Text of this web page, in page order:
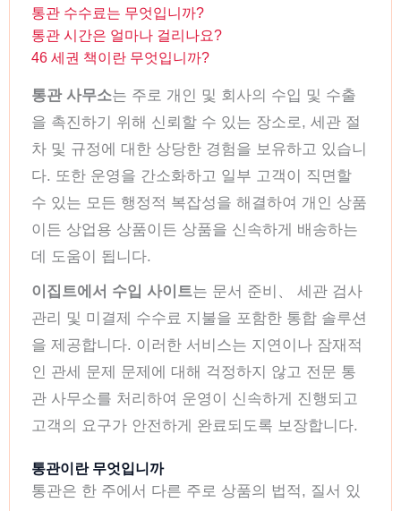
통관 수수료는 무엇입니까?
통관 시간은 얼마나 걸리나요?
46 세권 책이란 무엇입니까?
통관 사무소는 주로 개인 및 회사의 수입 및 수출
을 촉진하기 위해 신뢰할 수 있는 장소로, 세관 절
차 및 규정에 대한 상당한 경험을 보유하고 있습니
다. 또한 운영을 간소화하고 일부 고객이 직면할
수 있는 모든 행정적 복잡성을 해결하여 개인 상품
이든 상업용 상품이든 상품을 신속하게 배송하는
데 도움이 됩니다.
이집트에서 수입 사이트는 문서 준비、 세관 검사
관리 및 미결제 수수료 지불을 포함한 통합 솔루션
을 제공합니다. 이러한 서비스는 지연이나 잠재적
인 관세 문제 문제에 대해 걱정하지 않고 전문 통
관 사무소를 처리하여 운영이 신속하게 진행되고
고객의 요구가 안전하게 완료되도록 보장합니다.
통관이란 무엇입니까
통관은 한 주에서 다른 주로 상품의 법적, 질서 있